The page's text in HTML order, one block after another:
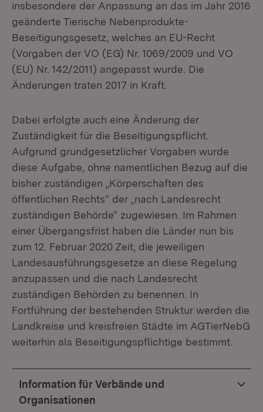
insbesondere der Anpassung an das im Jahr 2016
geänderte Tierische Nebenprodukte-
Beseitigungsgesetz, welches an EU-Recht
(Vorgaben der VO (EG) Nr. 1069/2009 und VO
(EU) Nr. 142/2011) angepasst wurde. Die
Änderungen traten 2017 in Kraft.
Dabei erfolgte auch eine Änderung der
Zuständigkeit für die Beseitigungspflicht.
Aufgrund grundgesetzlicher Vorgaben wurde
diese Aufgabe, ohne namentlichen Bezug auf die
bisher zuständigen „Körperschaften des
öffentlichen Rechts“ der „nach Landesrecht
zuständigen Behörde“ zugewiesen. Im Rahmen
einer Übergangsfrist haben die Länder nun bis
zum 12. Februar 2020 Zeit, die jeweiligen
Landesausführungsgesetze an diese Regelung
anzupassen und die nach Landesrecht
zuständigen Behörden zu benennen. In
Fortführung der bestehenden Struktur werden die
Landkreise und kreisfreien Städte im AGTierNebG
weiterhin als Beseitigungspflichtige bestimmt.
Information für Verbände und
Organisationen